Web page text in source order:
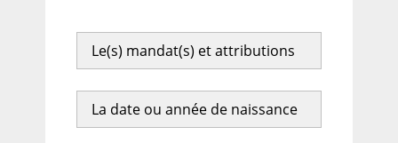
Le(s) mandat(s) et attributions
La date ou année de naissance